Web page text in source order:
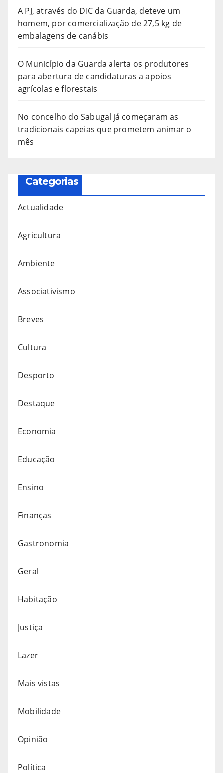
A PJ, através do DIC da Guarda, deteve um
homem, por comercialização de 27,5 kg de
embalagens de canábis
O Município da Guarda alerta os produtores
para abertura de candidaturas a apoios
agrícolas e florestais
No concelho do Sabugal já começaram as
tradicionais capeias que prometem animar o
mês
Categorias
Actualidade
Agricultura
Ambiente
Associativismo
Breves
Cultura
Desporto
Destaque
Economia
Educação
Ensino
Finanças
Gastronomia
Geral
Habitação
Justiça
Lazer
Mais vistas
Mobilidade
Opinião
Política